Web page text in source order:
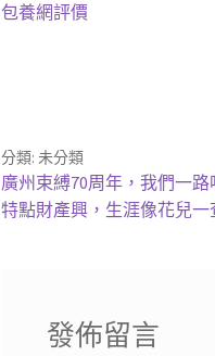
包養網評價
分類: 未分類
文
章
上
一
廣州束縛70周年，我們一路
下
特點財產興，生涯像花兒
發佈留言